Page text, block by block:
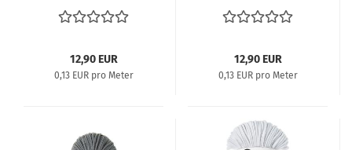
12,90 EUR
0,13 EUR pro Meter
moonlight
12,90 EUR
0,13 EUR pro Meter